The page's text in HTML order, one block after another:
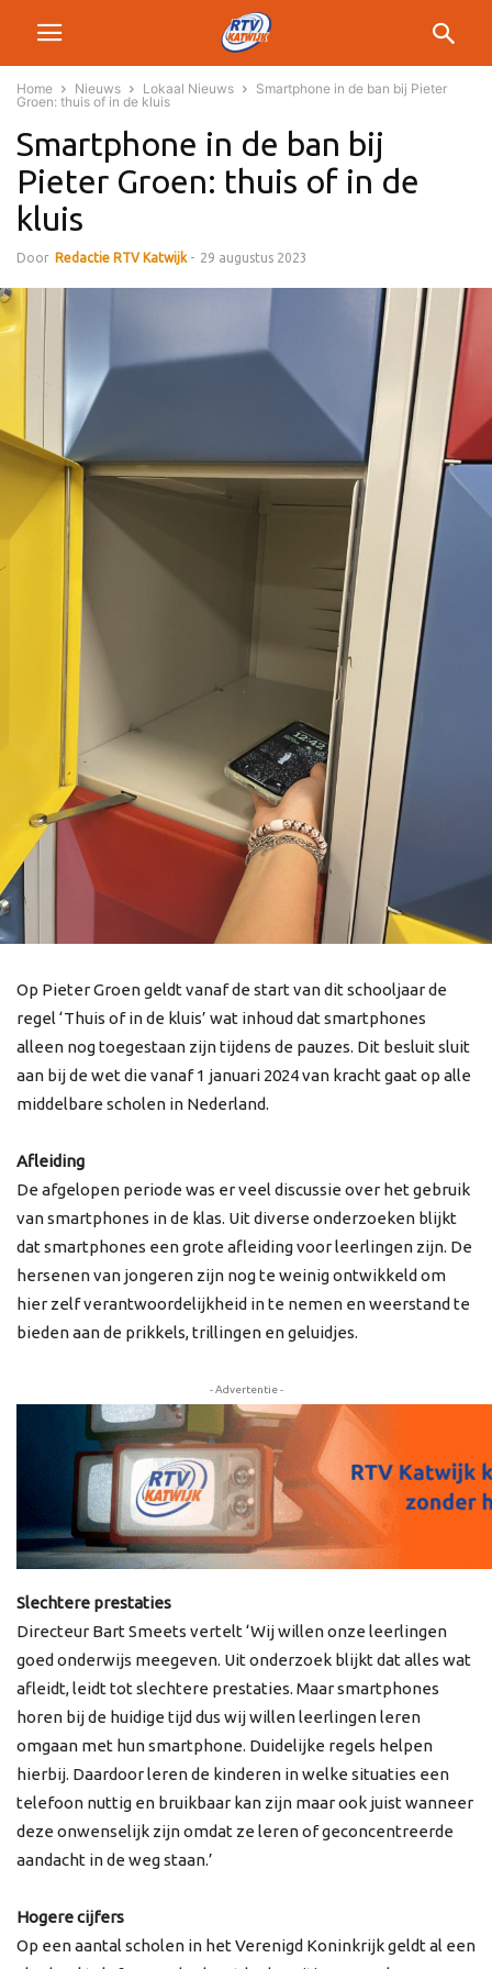
Home Nieuws Lokaal Nieuws
Smartphone in de ban bij Pieter
Groen: thuis of in de kluis
Smartphone in de ban bij
Pieter Groen: thuis of in de
kluis
Door Redactie RTV Katwijk - 29 augustus 2023
Op Pieter Groen geldt vanaf de start van dit schooljaar de
regel ‘Thuis of in de kluis’ wat inhoud dat smartphones
alleen nog toegestaan zijn tijdens de pauzes. Dit besluit sluit
aan bij de wet die vanaf 1 januari 2024 van kracht gaat op alle
middelbare scholen in Nederland.
Afleiding
De afgelopen periode was er veel discussie over het gebruik
van smartphones in de klas. Uit diverse onderzoeken blijkt
dat smartphones een grote afleiding voor leerlingen zijn. De
hersenen van jongeren zijn nog te weinig ontwikkeld om
hier zelf verantwoordelijkheid in te nemen en weerstand te
bieden aan de prikkels, trillingen en geluidjes.
- Advertentie -
Slechtere prestaties
Directeur Bart Smeets vertelt ‘Wij willen onze leerlingen
goed onderwijs meegeven. Uit onderzoek blijkt dat alles wat
afleidt, leidt tot slechtere prestaties. Maar smartphones
horen bij de huidige tijd dus wij willen leerlingen leren
omgaan met hun smartphone. Duidelijke regels helpen
hierbij. Daardoor leren de kinderen in welke situaties een
telefoon nuttig en bruikbaar kan zijn maar ook juist wanneer
deze onwenselijk zijn omdat ze leren of geconcentreerde
aandacht in de weg staan.’
Hogere cijfers
Op een aantal scholen in het Verenigd Koninkrijk geldt al een